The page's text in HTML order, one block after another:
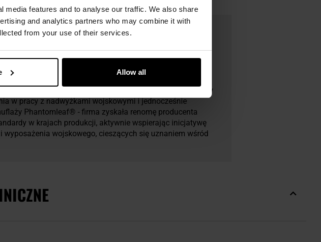
features and to analyse our traffic. We also share
and analytics partners who may combine it with
from your use of their services.
Allow all
1971 roku specjalizuje się w produkcji i dystrybucji odzieży
w pracy z nadwyżkami wojskowymi i jednocześnie
Phantomleaf® - firma zyskała renomę producenta
w krajach produkcji, aktywnie wspierając inicjatywę
wojskowego, cieszących się uznaniem wśród